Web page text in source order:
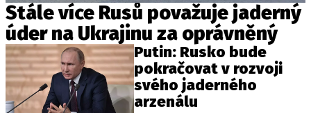
Stále více Rusů považuje jaderný
úder na Ukrajinu za oprávněný
Putin: Rusko bude
pokračovat v rozvoji
svého jaderného
arzenálu